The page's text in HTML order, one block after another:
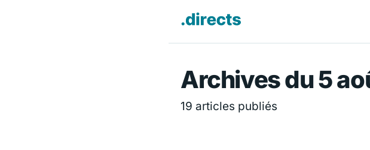
Directs.fr —
Archives du 5
19 articles publiés